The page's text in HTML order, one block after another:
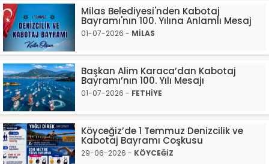
Milas Belediyesi'nden Kabotaj
Bayramı'nın 100. Yılına Anlamlı Mesaj
01-07-2026 - MİLAS
Başkan Alim Karaca’dan Kabotaj
Bayramı’nın 100. Yılı Mesajı
01-07-2026 - FETHİYE
Köyceğiz’de 1 Temmuz Denizcilik ve
Kabotaj Bayramı Coşkusu
29-06-2026 - KÖYCEĞİZ